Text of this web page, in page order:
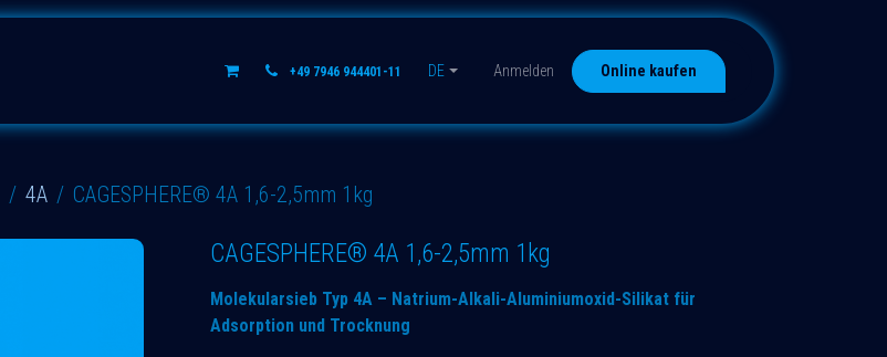
+49 7946 944401-11 DE Anmelden Online kaufen
4A CAGESPHERE® 4A 1,6-2,5mm 1kg
CAGESPHERE® 4A 1,6-2,5mm 1kg
Molekularsieb Typ 4A – Natrium-Alkali-Aluminiumoxid-Silikat für
Adsorption und Trocknung